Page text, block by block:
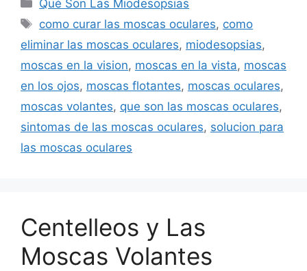
Qué Son Las Miodesopsias
Etiquetas
como curar las moscas oculares, como
eliminar las moscas oculares, miodesopsias,
moscas en la vision, moscas en la vista, moscas
en los ojos, moscas flotantes, moscas oculares,
moscas volantes, que son las moscas oculares,
sintomas de las moscas oculares, solucion para
las moscas oculares
Centelleos y Las
Moscas Volantes